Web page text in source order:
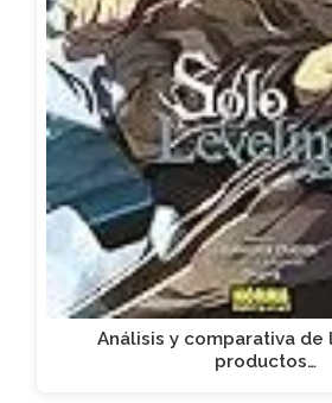
Análisis y comparativa de
productos…